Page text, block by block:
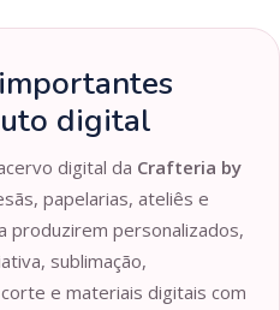
digital
digital da Crafteria by
papelarias, ateliês e
produzirem personalizados,
sublimação,
e materiais digitais com